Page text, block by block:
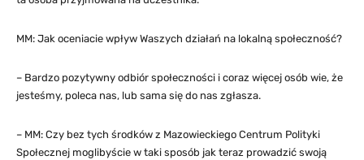
MM: Jak oceniacie wpływ Waszych działań na lokalną społeczność?
– Bardzo pozytywny odbiór społeczności i coraz więcej osób wie, że
jesteśmy, poleca nas, lub sama się do nas zgłasza.
– MM: Czy bez tych środków z Mazowieckiego Centrum Polityki
Społecznej moglibyście w taki sposób jak teraz prowadzić swoją